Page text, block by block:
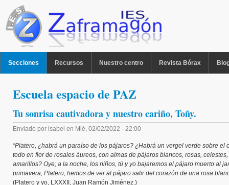
Pasar al contenido principal
Secciones Recursos Nuestro centro Revista Bórax
Escuela espacio de PAZ
Tu sonrisa cautivadora y nuestro cariño, Toñy.
Enviado por isabel en Mié, 02/02/2022 - 22:00
“Platero, ¿habrá un paraíso de los pájaros? ¿Habrá un vergel verde sobre el
todo en flor de rosales áureos, con almas de pájaros blancos, rosas, celestes,
amarillos? Oye; a la noche, los niños, tú y yo bajaremos el pájaro muerto al
primavera, Platero, hemos de ver al pájaro salir del corazón de una rosa
(Platero y yo, LXXXII, Juan Ramón Jiménez.)